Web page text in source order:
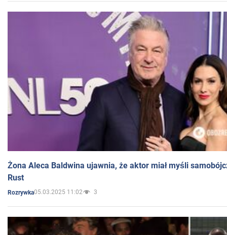
Żona Aleca Baldwina ujawnia, że aktor miał myśli
Rust
Rozrywka05.03.2025 11:02 3